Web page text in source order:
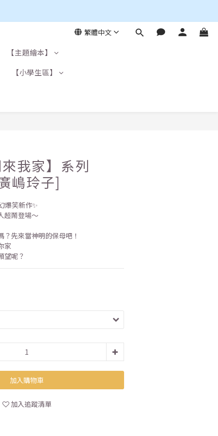
繁體中文
【主題繪本】
【小學生區】
我家】系列
嶋玲子]
爆笑新作✨
超鬧登場～
先來當神明的保母吧！
家
望呢？
加入購物車
加入追蹤清單